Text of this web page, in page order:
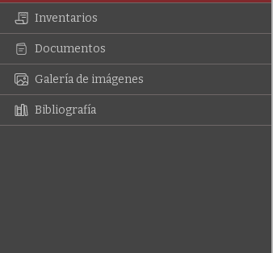
Inventarios
Documentos
Galería de imágenes
Bibliografía